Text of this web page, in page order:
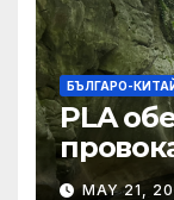
БЪЛГАРО-
PLA
MAY 21,